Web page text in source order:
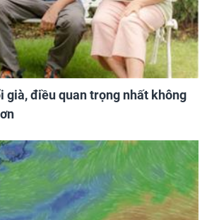
già, điều quan trọng nhất không